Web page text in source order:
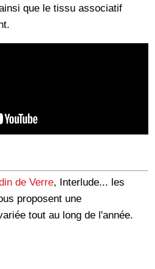
que le tissu associatif
de Verre, Interlude... les
proposent une
tout au long de l'année.